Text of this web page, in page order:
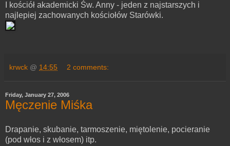
I kościół akademicki Św. Anny - jeden z najstarszych i
najlepiej zachowanych kościołów Starówki.
krwck @ 14:55 2 comments:
Friday, January 27, 2006
Męczenie Miśka
Drapanie, skubanie, tarmoszenie, miętolenie, pocieranie
(pod włos i z włosem) itp.